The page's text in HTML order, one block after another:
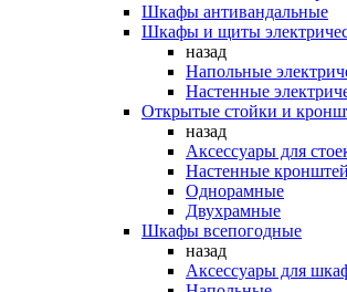
Шкафы антивандальные
Шкафы и щиты
назад
Напольные
Настенные
Открытые стойки и
назад
Аксессуары для
Настенные
Однорамные
Двухрамные
Шкафы всепогодные
назад
Аксессуары для